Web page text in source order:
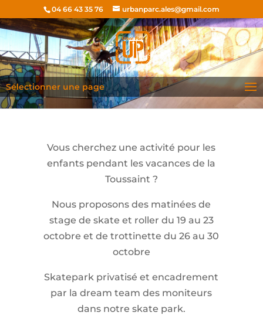
04 66 43 35 76 urbanparc.ales@gmail.com
Sélectionner une page
Vous cherchez une activité pour les
enfants pendant les vacances de la
Toussaint ?
Nous proposons des matinées de
stage de skate et roller du 19 au 23
octobre et de trottinette du 26 au 30
octobre
Skatepark privatisé et encadrement
par la dream team des moniteurs
dans notre skate park.